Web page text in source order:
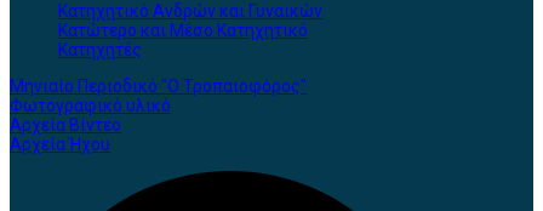
Κατηχητικό Ανδρών και Γυναικών
Κατώτερο και Μέσο Κατηχητικό
Κατηχητές
Μηνιαίο Περιοδικό "Ο Τροπαιοφόρος"
Φωτογραφικό υλικό
Αρχεία Βίντεο
Αρχεία Ήχου